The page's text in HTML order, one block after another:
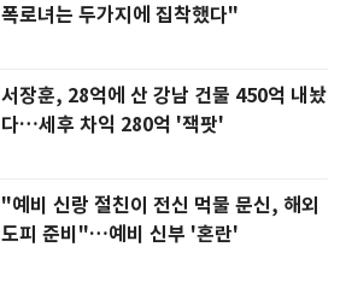
폭로녀는 두가지에 집착했다"
서장훈, 28억에 산 강남 건물 450억 내놨
다…세후 차익 280억 '잭팟'
"예비 신랑 절친이 전신 먹물 문신, 해외
도피 준비"…예비 신부 '혼란'